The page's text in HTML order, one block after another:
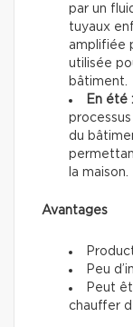
par un
tuyaux
amplifiée
utilisée
bâtiment.
En été :
du
la maison.
Avantages
Peu
Peut
chauffer